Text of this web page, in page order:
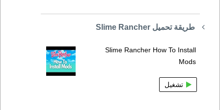
طريقة تحميل Slime Rancher
Slime Rancher How To Install
Mods
تشغيل